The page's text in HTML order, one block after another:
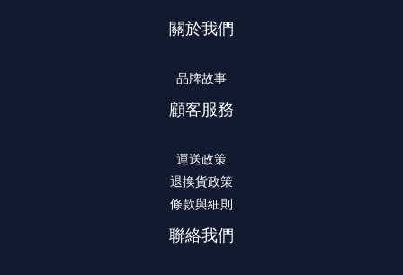
關於我們
品牌故事
顧客服務
運送政策
退換貨政策
條款與細則
聯絡我們